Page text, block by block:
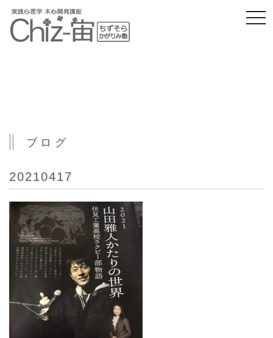
ブログ
20210417